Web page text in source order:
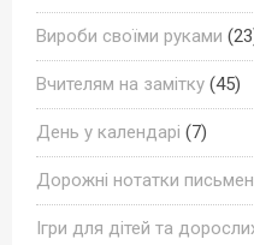
Вироби своїми руками
Вчителям на замітку (45)
День у календарі (7)
Дорожні нотатки
Ігри для дітей та